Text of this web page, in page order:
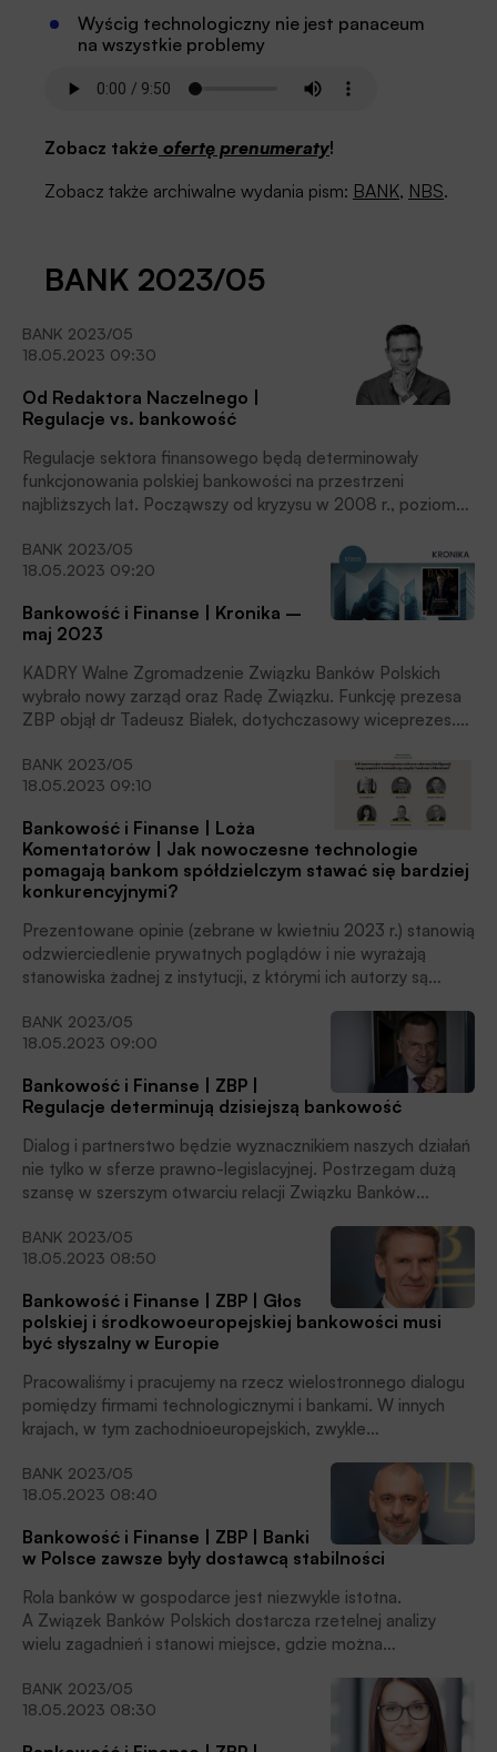
Wyścig technologiczny nie jest panaceum
na wszystkie problemy
Zobacz także ofertę prenumeraty!
Zobacz także archiwalne wydania pism: BANK, NBS.
BANK 2023/05
BANK 2023/05
18.05.2023 09:30
Od Redaktora Naczelnego |
Regulacje vs. bankowość
Regulacje sektora finansowego będą determinowały
funkcjonowania polskiej bankowości na przestrzeni
najbliższych lat. Począwszy od kryzysu w 2008 r., poziom
to jednak ostanie lata w przypadku krajowej bankowości
określa się mianem „tsunami regulacyjnego”. –
Dostosowanie do zmieniającego się prawa jest głównym
wyzwaniem stającym przed polską bankowością – to opinia
dr. Tadeusza Białka, prezesa Związku Banków Polskich,
prezentującego […]
BANK 2023/05
18.05.2023 09:20
Bankowość i Finanse | Kronika –
maj 2023
KADRY Walne Zgromadzenie Związku Banków Polskich
wybrało nowy zarząd oraz Radę Związku. Funkcję prezesa
ZBP objął dr Tadeusz Białek, dotychczasowy wiceprezes.
Agnieszkę Wachnicką, Włodzimierza Kicińskiego oraz
Bartosza Kublika. Czytaj także str. 10–21 Rada Nadzorcza
PKO Banku Polskiego powołała Dariusza Szweda na
stanowisko prezesa zarządu banku, pod warunkiem
uzyskania zgody Komisji […]
BANK 2023/05
18.05.2023 09:10
Bankowość i Finanse | Loża
Komentatorów | Jak nowoczesne technologie
pomagają bankom spółdzielczym stawać się bardziej
konkurencyjnymi?
Prezentowane opinie (zebrane w kwietniu 2023 r.) stanowią
odzwierciedlenie prywatnych poglądów i nie wyrażają
stanowiska żadnej z instytucji, z którymi ich autorzy są
BANK 2023/05
18.05.2023 09:00
Bankowość i Finanse | ZBP |
Regulacje determinują dzisiejszą bankowość
Dialog i partnerstwo będzie wyznacznikiem naszych działań
nie tylko w sferze prawno-legislacyjnej. Postrzegam dużą
szansę w szerszym otwarciu relacji Związku Banków
środowiskami konsumenckimi. Do tego dochodzi
zacieśnianie relacji międzysektorowych na rynku
finansowym, współpraca z innymi izbami, zwłaszcza rynku
finansowego. Kluczowe znaczenie, nie tylko z punktu
widzenia bankowości, ale funkcjonowania polskiej
gospodarki i jakości życia Polaków, ma także wymiana
doświadczeń i rozwijanie partnerstwa ze środowiskiem
naukowym, w tym uczelniami i instytucjami badawczymi –
podkreśla dr Tadeusz Białek,
Minkina i Karol Mórawski.
BANK 2023/05
18.05.2023 08:50
Bankowość i Finanse | ZBP | Głos
polskiej i środkowoeuropejskiej bankowości musi
być słyszalny w Europie
Pracowaliśmy i pracujemy na rzecz wielostronnego dialogu
pomiędzy firmami technologicznymi i bankami. W innych
krajach, w tym zachodnioeuropejskich, zwykle
danym dostawcą technologii i bankiem, w Polsce
zdecydowaliśmy się na rozwiązania sektorowe, na synergię
działań podmiotów na co dzień konkurujących między sobą
na rynku. Takie właśnie podejście przyniosło nowoczesność
polskiemu sektorowi bankowemu – zaznacza Włodzimierz
Kiciński, wiceprezes Związku Banków Polskich. Rozmawiał
z nim Karol Mórawski.
BANK 2023/05
18.05.2023 08:40
Bankowość i Finanse | ZBP | Banki
w Polsce zawsze były dostawcą stabilności
Rola banków w gospodarce jest niezwykle istotna.
A Związek Banków Polskich dostarcza rzetelnej analizy
wielu zagadnień i stanowi miejsce, gdzie można
sektor reprezentowany przez ZBP miał możliwość
konsultowania i współtworzenia rozwiązań prawnych
i systemowych, efekty są znakomite. Nawet jeśli
BANK 2023/05
18.05.2023 08:30